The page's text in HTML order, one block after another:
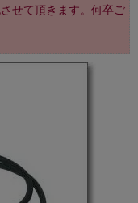
せて頂きます。何卒ご